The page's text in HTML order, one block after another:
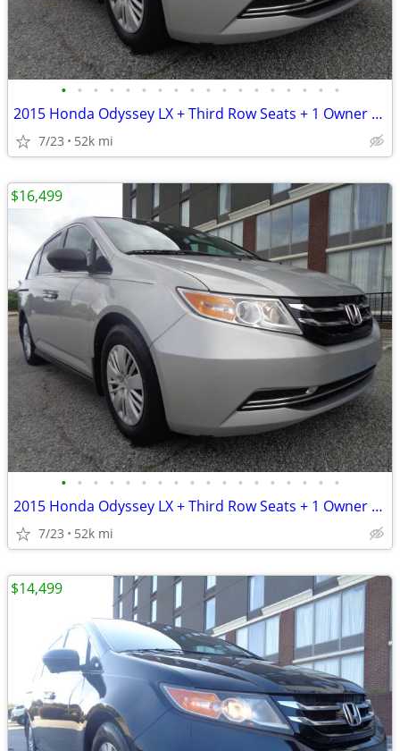
• • • • • • • • • • • • • • • • • •
2015 Honda Odyssey LX + Third Row Seats + 1 Owner + 52,000 Miles
7/23 52k mi
• • • • • • • • • • • • • • • • • •
2015 Honda Odyssey LX + Third Row Seats + 1 Owner + 52,000 Miles
7/23 52k mi
$16,499
$14,499